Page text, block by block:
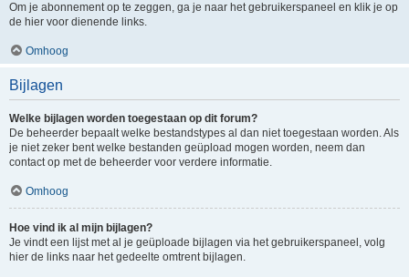
Om je abonnement op te zeggen, ga je naar het gebruikerspaneel en klik je op
de hier voor dienende links.
Omhoog
Bijlagen
Welke bijlagen worden toegestaan op dit forum?
De beheerder bepaalt welke bestandstypes al dan niet toegestaan worden. Als
je niet zeker bent welke bestanden geüpload mogen worden, neem dan
contact op met de beheerder voor verdere informatie.
Omhoog
Hoe vind ik al mijn bijlagen?
Je vindt een lijst met al je geüploade bijlagen via het gebruikerspaneel, volg
hier de links naar het gedeelte omtrent bijlagen.